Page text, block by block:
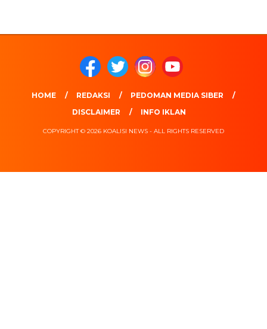
HOME REDAKSI
PEDOMAN MEDIA SIBER
DISCLAIMER
INFO IKLAN
COPYRIGHT © 2026 KOALISI NEWS - ALL RIGHTS RESERVED